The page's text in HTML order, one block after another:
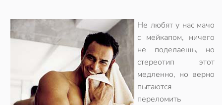
Не любят у нас мачо
с мейкапом, ничего
не поделаешь, но
стереотип этот
медленно, но верно
пытаются
переломить